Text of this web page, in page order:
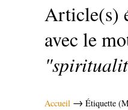
Article(s)
avec le
Accueil → Étiquette